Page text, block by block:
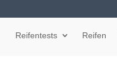
Reifentests Reifen